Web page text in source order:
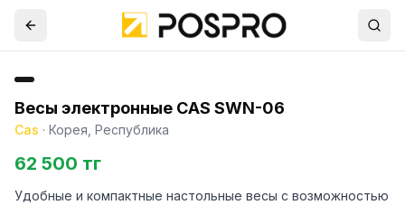
Весы электронные CAS SWN-06
Cas · Корея, Республика
62 500 тг
Удобные и компактные настольные весы с возможностью